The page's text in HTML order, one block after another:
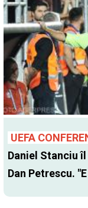
UEFA
Daniel Stanciu
Dan Petrescu.